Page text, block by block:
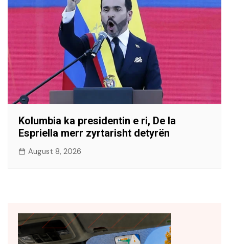
Kolumbia ka presidentin e ri, De la
Espriella merr zyrtarisht detyrën
August 8, 2026